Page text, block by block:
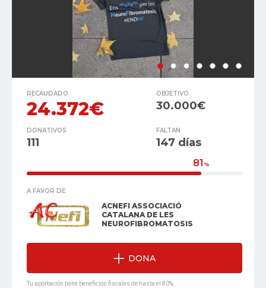
RECAUDADO
24.372€
OBJETIVO
30.000€
DONATIVOS
111
FALTAN
147 días
81%
A FAVOR DE
ACNEFI ASSOCIACIÓ
CATALANA DE LES
NEUROFIBROMATOSIS
DONA
Tu aportación tiene beneficios fiscales de hasta el 80%